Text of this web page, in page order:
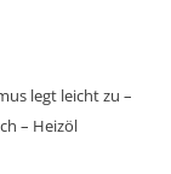
legt leicht zu –
– Heizöl